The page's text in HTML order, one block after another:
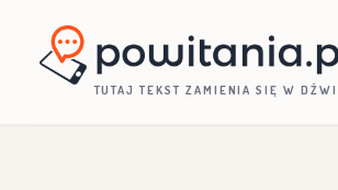
TUTAJ TEKST ZAMIENIA SIĘ W